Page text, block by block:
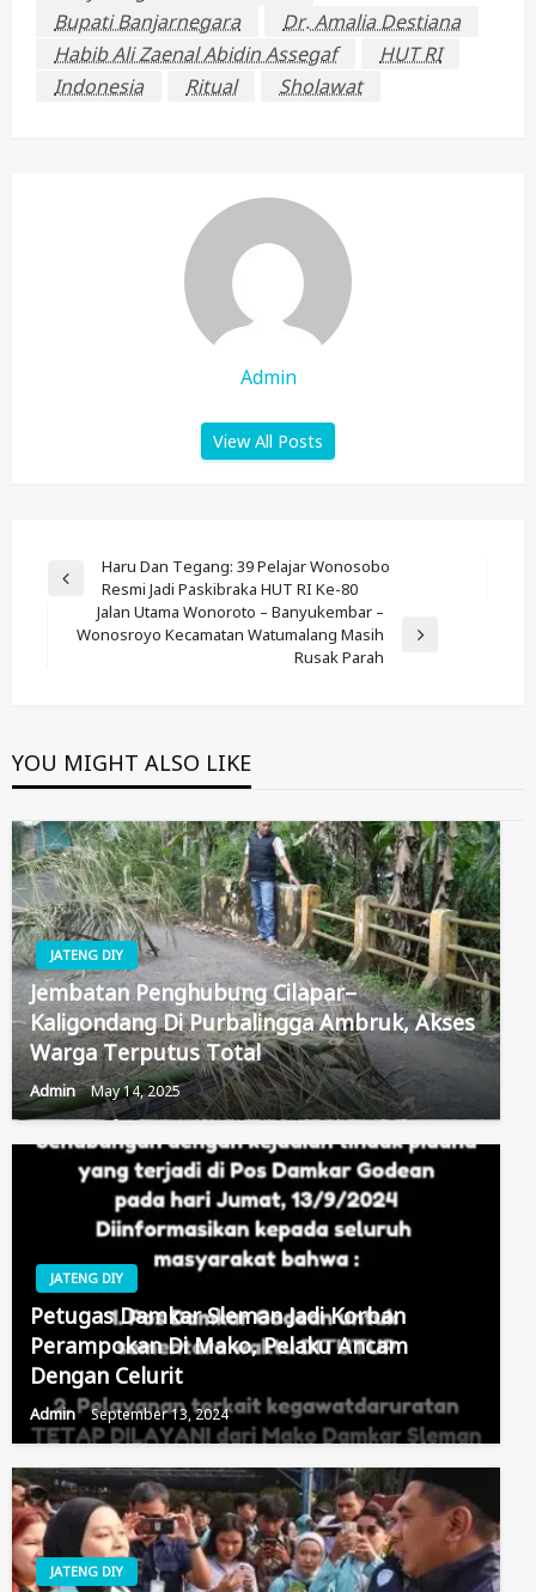
Bupati Banjarnegara
Dr. Amalia Destiana
Habib Ali Zaenal Abidin Assegaf
HUT RI
Indonesia
Ritual Sholawat
Admin
View All Posts
Post
Navigation
Previous
Haru Dan Tegang: 39 Pelajar Wonosobo
Resmi Jadi Paskibraka HUT RI Ke-80
Next
Jalan Utama Wonoroto – Banyukembar –
Wonosroyo Kecamatan Watumalang Masih
Rusak Parah
YOU MIGHT ALSO LIKE
JATENG DIY
Jembatan Penghubung Cilapar–
Kaligondang Di Purbalingga Ambruk, Akses
Warga Terputus Total
Admin May 14, 2025
JATENG DIY
Petugas Damkar Sleman Jadi Korban
Perampokan Di Mako, Pelaku Ancam
Dengan Celurit
Admin September 13, 2024
JATENG DIY